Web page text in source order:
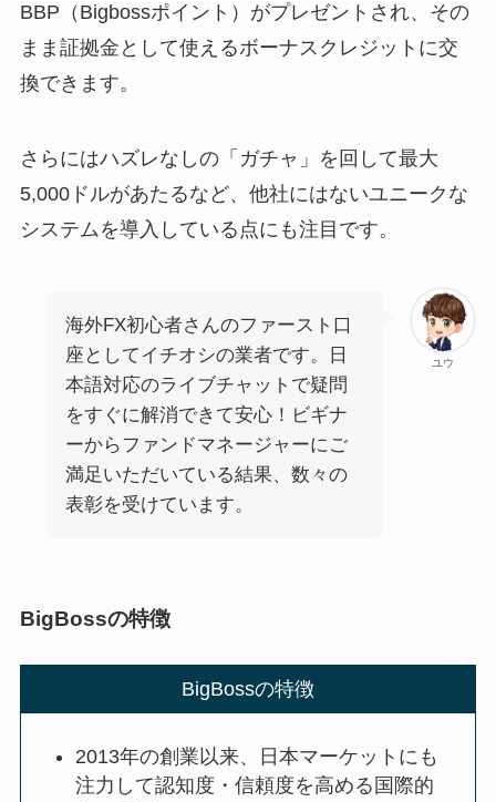
BBP（Bigbossポイント）がプレゼントされ、その
まま証拠金として使えるボーナスクレジットに交
換できます。
さらにはハズレなしの「ガチャ」を回して最大
5,000ドルがあたるなど、他社にはないユニークな
システムを導入している点にも注目です。
ユウ
海外FX初心者さんのファースト口
座としてイチオシの業者です。日
本語対応のライブチャットで疑問
をすぐに解消できて安心！ビギナ
ーからファンドマネージャーにご
満足いただいている結果、数々の
表彰を受けています。
BigBossの特徴
BigBossの特徴
2013年の創業以来、日本マーケットにも
注力して認知度・信頼度を高める国際的